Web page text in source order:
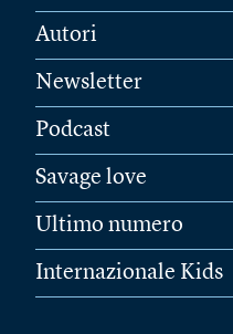
Autori
Newsletter
Podcast
Savage love
Ultimo numero
Internazionale Kids